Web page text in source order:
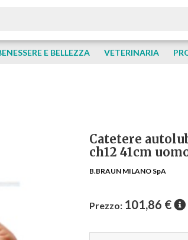
E BELLEZZA VETERINARIA
Catetere
ch12 41cm
B.BRAUN MILANO SpA
Prezzo: 101,86 €